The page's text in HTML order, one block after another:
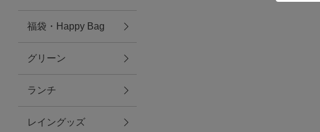
レイングッズ
アクセサリー
ファッション雑貨
ファッショングッズ
福袋・Happy Bag
グリーン
ランチ
レイングッズ